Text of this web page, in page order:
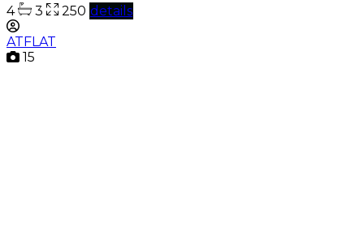
4 3 250 details
ATFLAT
15